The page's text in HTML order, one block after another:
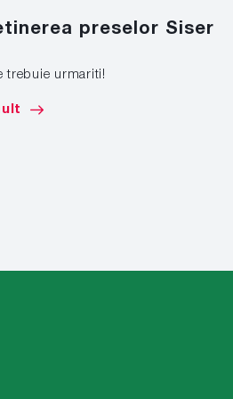
preselor Siser
trebuie urmariti!